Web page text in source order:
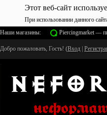
Этот веб-сайт
При использовании данного
Наши магазины:
Piercingmarket —
Добро пожаловать, Гость! (Вход